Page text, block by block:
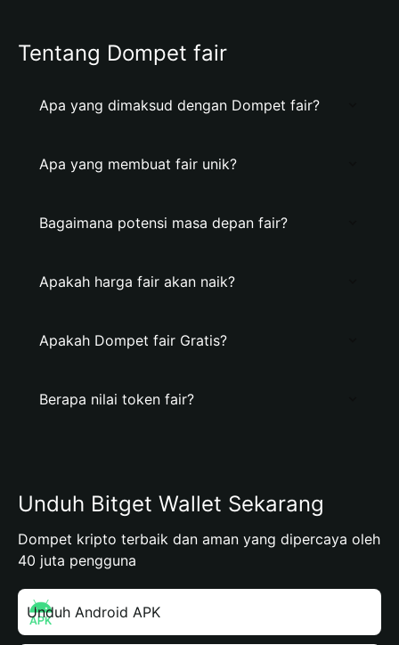
Tentang Dompet fair
Apa yang dimaksud dengan Dompet fair?
Apa yang membuat fair unik?
Bagaimana potensi masa depan fair?
Apakah harga fair akan naik?
Apakah Dompet fair Gratis?
Berapa nilai token fair?
Unduh Bitget Wallet Sekarang
Dompet kripto terbaik dan aman yang dipercaya oleh
40 juta pengguna
Unduh Android APK